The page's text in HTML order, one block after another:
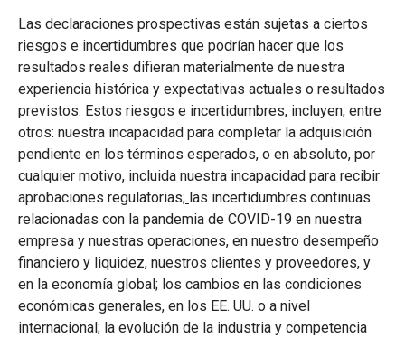
Las declaraciones prospectivas están sujetas a ciertos
riesgos e incertidumbres que podrían hacer que los
resultados reales difieran materialmente de nuestra
experiencia histórica y expectativas actuales o resultados
previstos. Estos riesgos e incertidumbres, incluyen, entre
otros: nuestra incapacidad para completar la adquisición
pendiente en los términos esperados, o en absoluto, por
cualquier motivo, incluida nuestra incapacidad para recibir
aprobaciones regulatorias; las incertidumbres continuas
relacionadas con la pandemia de COVID-19 en nuestra
empresa y nuestras operaciones, en nuestro desempeño
financiero y liquidez, nuestros clientes y proveedores, y
en la economía global; los cambios en las condiciones
económicas generales, en los EE. UU. o a nivel
internacional; la evolución de la industria y competencia